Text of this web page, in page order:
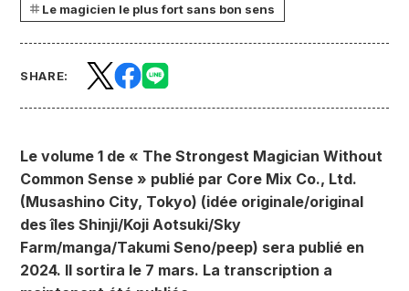
Le magicien le plus fort sans bon sens
SHARE:
Le volume 1 de « The Strongest Magician Without
Common Sense » publié par Core Mix Co., Ltd.
(Musashino City, Tokyo) (idée originale/original
des îles Shinji/Koji Aotsuki/Sky
Farm/manga/Takumi Seno/peep) sera publié en
2024. Il sortira le 7 mars. La transcription a